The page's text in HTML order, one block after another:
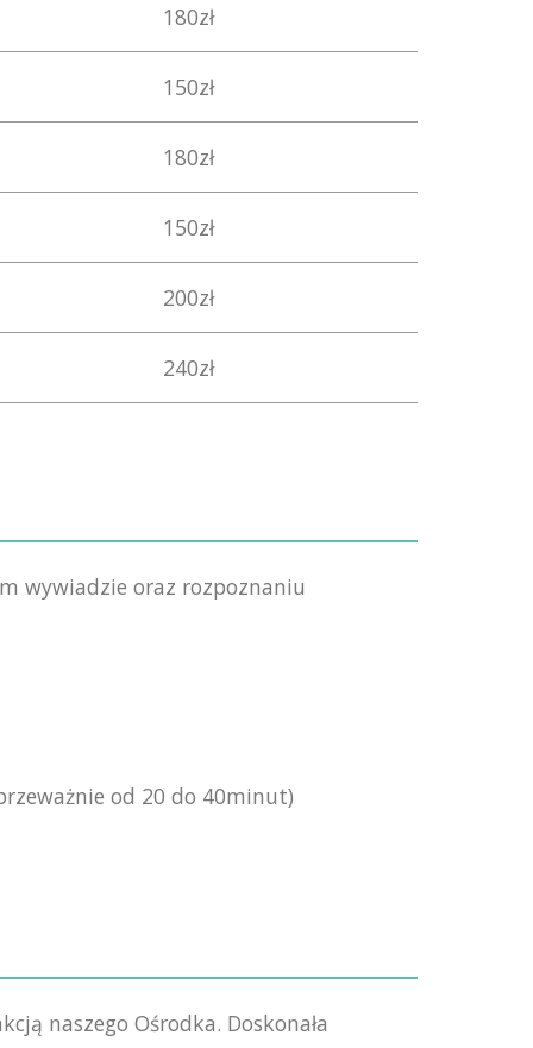
180zł
150zł
180zł
150zł
200zł
240zł
wywiadzie oraz rozpoznaniu
od 20 do 40minut)
naszego Ośrodka. Doskonała